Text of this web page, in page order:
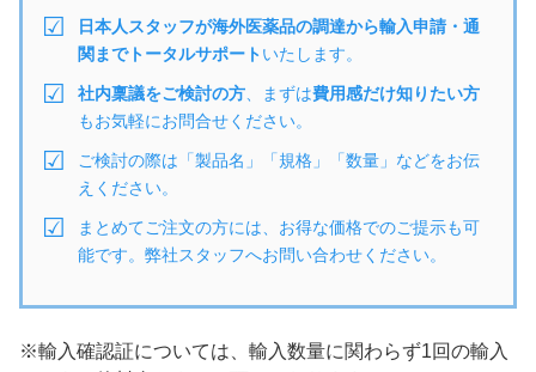
日本人スタッフが海外医薬品の調達から輸入申請・通
関までトータルサポートいたします。
社内稟議をご検討の方 、まずは費用感だけ知りたい方
もお気軽にお問合せください。
ご検討の際は「製品名」「規格」「数量」などをお伝
えください。
まとめてご注文の方には、お得な価格でのご提示も可
能です。弊社スタッフへお問い合わせください。
※輸入確認証については、輸入数量に関わらず1回の輸入